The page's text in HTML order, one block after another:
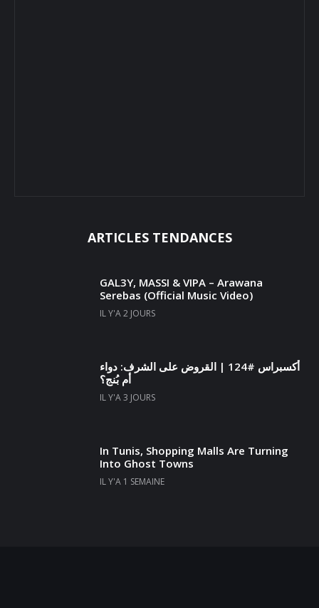
ARTICLES TENDANCES
GAL3Y, MASSI & VIPA – Arawana
Serebas (Official Music Video)
IL Y'A 2 JOURS
أكسبراس #124 | القروض على الشرف: دواء
أم بُنج؟
IL Y'A 3 JOURS
In Tunis, Shopping Malls Are Turning
Into Ghost Towns
IL Y'A 1 SEMAINE